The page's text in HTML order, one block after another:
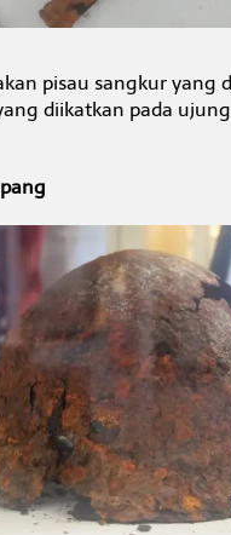
pisau sangkur yang
diikatkan pada